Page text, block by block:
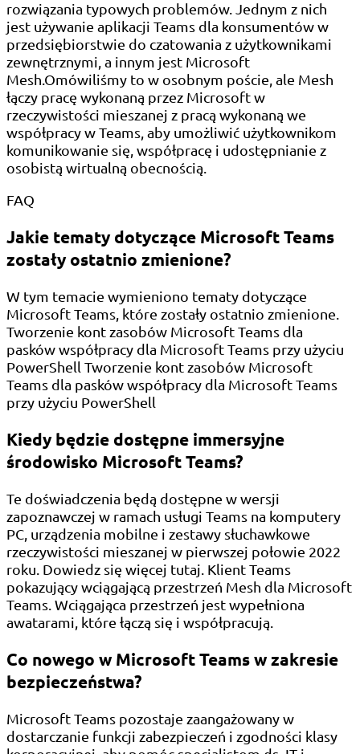
rozwiązania typowych problemów. Jednym z nich
jest używanie aplikacji Teams dla konsumentów w
przedsiębiorstwie do czatowania z użytkownikami
zewnętrznymi, a innym jest Microsoft
Mesh.Omówiliśmy to w osobnym poście, ale Mesh
łączy pracę wykonaną przez Microsoft w
rzeczywistości mieszanej z pracą wykonaną we
współpracy w Teams, aby umożliwić użytkownikom
komunikowanie się, współpracę i udostępnianie z
osobistą wirtualną obecnością.
FAQ
Jakie tematy dotyczące Microsoft Teams
zostały ostatnio zmienione?
W tym temacie wymieniono tematy dotyczące
Microsoft Teams, które zostały ostatnio zmienione.
Tworzenie kont zasobów Microsoft Teams dla
pasków współpracy dla Microsoft Teams przy użyciu
PowerShell Tworzenie kont zasobów Microsoft
Teams dla pasków współpracy dla Microsoft Teams
przy użyciu PowerShell
Kiedy będzie dostępne immersyjne
środowisko Microsoft Teams?
Te doświadczenia będą dostępne w wersji
zapoznawczej w ramach usługi Teams na komputery
PC, urządzenia mobilne i zestawy słuchawkowe
rzeczywistości mieszanej w pierwszej połowie 2022
roku. Dowiedz się więcej tutaj. Klient Teams
pokazujący wciągającą przestrzeń Mesh dla Microsoft
Teams. Wciągająca przestrzeń jest wypełniona
awatarami, które łączą się i współpracują.
Co nowego w Microsoft Teams w zakresie
bezpieczeństwa?
Microsoft Teams pozostaje zaangażowany w
dostarczanie funkcji zabezpieczeń i zgodności klasy